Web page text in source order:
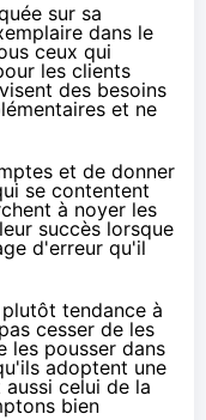
sur sa
dans le
ceux qui
les clients
des besoins
et ne
et de donner
se contentent
à noyer les
succès lorsque
d'erreur qu'il
tendance à
cesser de les
les pousser dans
adoptent une
celui de la
bien